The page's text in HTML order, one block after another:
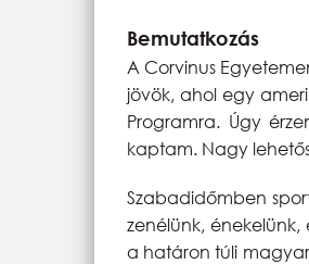
Bemutatkozás
A Corvinus
jövök, ahol egy
Programra. Úgy
kaptam. Nagy
Szabadidőmben
zenélünk, énekelünk,
a határon túli